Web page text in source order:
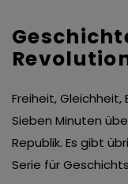
Freiheit,
Sieben Minuten
Republik. Es gibt
Serie für